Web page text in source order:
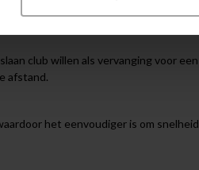
club willen als vervanging voor een
afstand.
het eenvoudiger is om snelheid